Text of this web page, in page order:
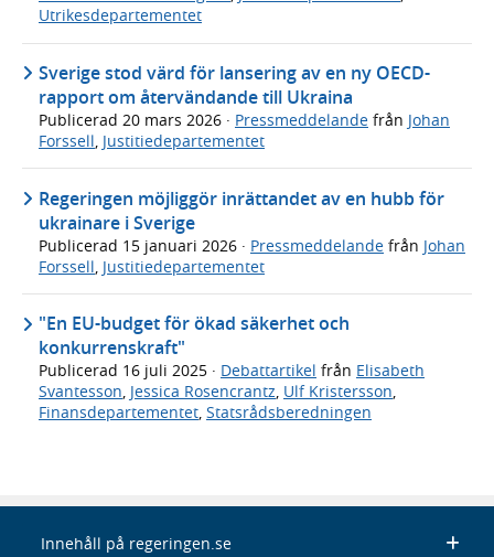
Utrikesdepartementet
Sverige stod värd för lansering av en ny OECD-
rapport om återvändande till Ukraina
Publicerad 20 mars 2026 · Pressmeddelande från Johan
Forssell, Justitiedepartementet
Regeringen möjliggör inrättandet av en hubb för
ukrainare i Sverige
Publicerad 15 januari 2026 · Pressmeddelande från Johan
Forssell Justitiedepartementet
"En EU-budget för ökad säkerhet och
konkurrenskraft"
Publicerad 16 juli 2025 · Debattartikel från Elisabeth
Svantesson, Jessica Rosencrantz, Ulf Kristersson,
Finansdepartementet, Statsrådsberedningen
Innehåll på regeringen.se